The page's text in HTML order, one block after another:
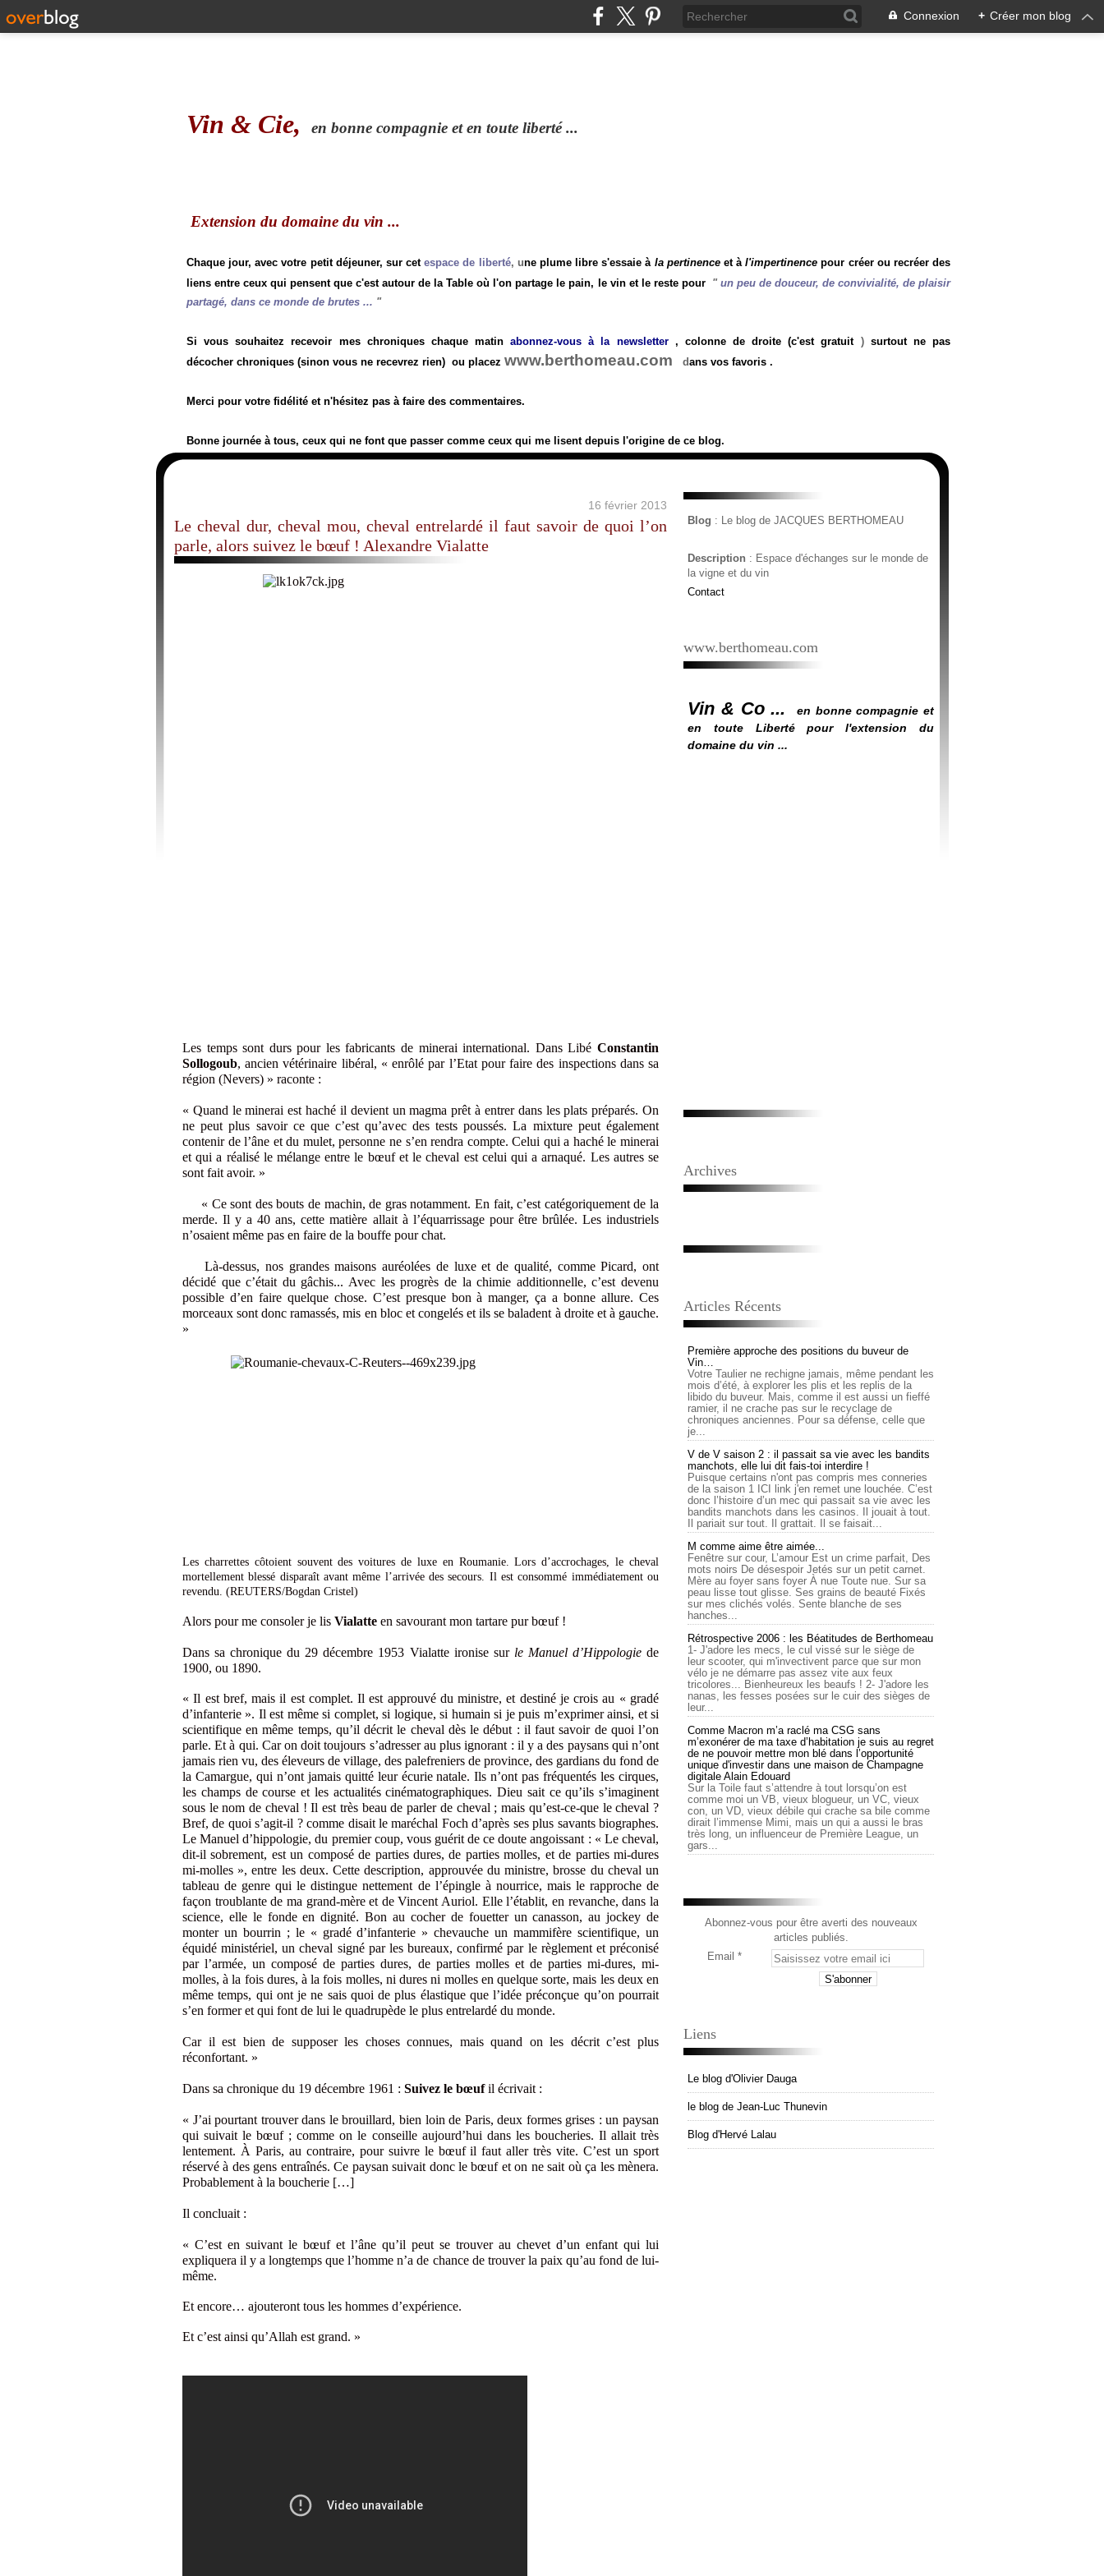
Connexion + Créer mon blog
Vin & Cie, en bonne compagnie et en toute liberté ...
Extension du domaine du vin ...
Chaque jour, avec votre petit déjeuner, sur cetespace de liberté, une plume libre s'essaie à la pertinenceet àl'impertinence pour créer ou recréer des
liens entre ceux qui pensent que c'est autour de la Table où l'on partage le pain, le vin et le reste pour "un peu de douceur, de convivialité, de plaisir
partagé, dans ce monde de brutes ... "
Si vous souhaitez recevoir mes chroniques chaque matinabonnez-vous à la newsletter, colonne de droite (c'est gratuit) surtout ne pas
décocher chroniques (sinon vous ne recevrez rien) ou placez www.berthomeau.com dans vos favoris .
Merci pour votre fidélité et n'hésitez pas à faire des commentaires.
Bonne journée à tous, ceux qui ne font que passer comme ceux qui me lisent depuis l'origine de ce blog.
16 février 2013
Le cheval dur, cheval mou, cheval entrelardé il faut savoir de quoi l’on
parle, alors suivez le bœuf ! Alexandre Vialatte
Les temps sont durs pour les fabricants de minerai international. Dans Libé Constantin
Sollogoub, ancien vétérinaire libéral, « enrôlé par l’Etat pour faire des inspections dans sa
région (Nevers) » raconte :
« Quand le minerai est haché il devient un magma prêt à entrer dans les plats préparés. On
ne peut plus savoir ce que c’est qu’avec des tests poussés. La mixture peut également
contenir de l’âne et du mulet, personne ne s’en rendra compte. Celui qui a haché le minerai
et qui a réalisé le mélange entre le bœuf et le cheval est celui qui a arnaqué. Les autres se
sont fait avoir. »
« Ce sont des bouts de machin, de gras notamment. En fait, c’est catégoriquement de la
merde. Il y a 40 ans, cette matière allait à l’équarrissage pour être brûlée. Les industriels
n’osaient même pas en faire de la bouffe pour chat.
Là-dessus, nos grandes maisons auréolées de luxe et de qualité, comme Picard, ont
décidé que c’était du gâchis... Avec les progrès de la chimie additionnelle, c’est devenu
possible d’en faire quelque chose. C’est presque bon à manger, ça a bonne allure. Ces
morceaux sont donc ramassés, mis en bloc et congelés et ils se baladent à droite et à gauche.
»
Les charrettes côtoient souvent des voitures de luxe en Roumanie. Lors d’accrochages, le cheval
mortellement blessé disparaît avant même l’arrivée des secours. Il est consommé immédiatement ou
revendu. (REUTERS/Bogdan Cristel)
Alors pour me consoler je lis Vialatte en savourant mon tartare pur bœuf !
Dans sa chronique du 29 décembre 1953 Vialatte ironise sur le Manuel d’Hippologiede
1900, ou 1890.
« Il est bref, mais il est complet. Il est approuvé du ministre, et destiné je crois au « gradé
d’infanterie ». Il est même si complet, si logique, si humain si je puis m’exprimer ainsi, et si
scientifique en même temps, qu’il décrit le cheval dès le début : il faut savoir de quoi l’on
parle. Et à qui. Car on doit toujours s’adresser au plus ignorant : il y a des paysans qui n’ont
jamais rien vu, des éleveurs de village, des palefreniers de province, des gardians du fond de
la Camargue, qui n’ont jamais quitté leur écurie natale. Ils n’ont pas fréquentés les cirques,
les champs de course et les actualités cinématographiques. Dieu sait ce qu’ils s’imaginent
sous le nom de cheval ! Il est très beau de parler de cheval ; mais qu’est-ce-que le cheval ?
Bref, de quoi s’agit-il ? comme disait le maréchal Foch d’après ses plus savants biographes.
Le Manuel d’hippologie, du premier coup, vous guérit de ce doute angoissant : « Le cheval,
dit-il sobrement, est un composé de parties dures, de parties molles, et de parties mi-dures
mi-molles », entre les deux. Cette description, approuvée du ministre, brosse du cheval un
tableau de genre qui le distingue nettement de l’épingle à nourrice, mais le rapproche de
façon troublante de ma grand-mère et de Vincent Auriol. Elle l’établit, en revanche, dans la
science, elle le fonde en dignité. Bon au cocher de fouetter un canasson, au jockey de
monter un bourrin ; le « gradé d’infanterie » chevauche un mammifère scientifique, un
équidé ministériel, un cheval signé par les bureaux, confirmé par le règlement et préconisé
par l’armée, un composé de parties dures, de parties molles et de parties mi-dures, mi-
molles, à la fois dures, à la fois molles, ni dures ni molles en quelque sorte, mais les deux en
même temps, qui ont je ne sais quoi de plus élastique que l’idée préconçue qu’on pourrait
s’en former et qui font de lui le quadrupède le plus entrelardé du monde.
Car il est bien de supposer les choses connues, mais quand on les décrit c’est plus
réconfortant. »
Dans sa chronique du 19 décembre 1961 : Suivez le bœufil écrivait :
« J’ai pourtant trouver dans le brouillard, bien loin de Paris, deux formes grises : un paysan
qui suivait le bœuf ; comme on le conseille aujourd’hui dans les boucheries. Il allait très
lentement. À Paris, au contraire, pour suivre le bœuf il faut aller très vite. C’est un sport
réservé à des gens entraînés. Ce paysan suivait donc le bœuf et on ne sait où ça les mènera.
Probablement à la boucherie […]
Il concluait :
« C’est en suivant le bœuf et l’âne qu’il peut se trouver au chevet d’un enfant qui lui
expliquera il y a longtemps que l’homme n’a de chance de trouver la paix qu’au fond de lui-
même.
Et encore… ajouteront tous les hommes d’expérience.
Et c’est ainsi qu’Allah est grand. »
Blog : Le blog de JACQUES BERTHOMEAU
Description : Espace d'échanges sur le monde de
la vigne et du vin
Contact
www.berthomeau.com
Vin & Co ...
en bonne compagnie et
en toute Liberté pour l'extension du
domaine du vin ...
Archives
Articles Récents
Première approche des positions du buveur de
Vin…
Votre Taulier ne rechigne jamais, même pendant les
mois d’été, à explorer les plis et les replis de la
libido du buveur. Mais, comme il est aussi un fieffé
ramier, il ne crache pas sur le recyclage de
chroniques anciennes. Pour sa défense, celle que
je...
V de V saison 2 : il passait sa vie avec les bandits
manchots, elle lui dit fais-toi interdire !
Puisque certains n'ont pas compris mes conneries
de la saison 1 ICI link j'en remet une louchée. C’est
donc l’histoire d’un mec qui passait sa vie avec les
bandits manchots dans les casinos. Il jouait à tout.
Il pariait sur tout. Il grattait. Il se faisait...
M comme aime être aimée...
Fenêtre sur cour, L’amour Est un crime parfait, Des
mots noirs De désespoir Jetés sur un petit carnet.
Mère au foyer sans foyer À nue Toute nue. Sur sa
peau lisse tout glisse. Ses grains de beauté Fixés
sur mes clichés volés. Sente blanche de ses
hanches...
Rétrospective 2006 : les Béatitudes de Berthomeau
1- J'adore les mecs, le cul vissé sur le siège de
leur scooter, qui m'invectivent parce que sur mon
vélo je ne démarre pas assez vite aux feux
tricolores... Bienheureux les beaufs ! 2- J'adore les
nanas, les fesses posées sur le cuir des sièges de
leur...
Comme Macron m’a raclé ma CSG sans
m’exonérer de ma taxe d’habitation je suis au regret
de ne pouvoir mettre mon blé dans l’opportunité
unique d'investir dans une maison de Champagne
digitale Alain Edouard
Sur la Toile faut s’attendre à tout lorsqu’on est
comme moi un VB, vieux blogueur, un VC, vieux
con, un VD, vieux débile qui crache sa bile comme
dirait l’immense Mimi, mais un qui a aussi le bras
très long, un influenceur de Première League, un
gars...
Abonnez-vous pour être averti des nouveaux
articles publiés.
Email
Liens
Le blog d'Olivier Dauga
le blog de Jean-Luc Thunevin
Blog d'Hervé Lalau